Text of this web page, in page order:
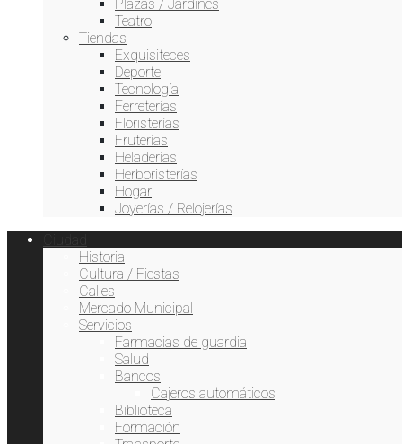
Plazas / Jardines
Teatro
Tiendas
Exquisiteces
Deporte
Tecnología
Ferreterías
Floristerías
Fruterías
Heladerías
Herboristerías
Hogar
Joyerías / Relojerías
Ciudad
Historia
Cultura / Fiestas
Calles
Mercado Municipal
Servicios
Farmacias de guardia
Salud
Bancos
Cajeros automáticos
Biblioteca
Formación
Tiempo3.com